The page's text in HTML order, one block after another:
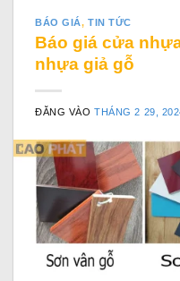
BÁO GIÁ,TIN TỨC
Báo giá cửa
nhựa giả gỗ
ĐĂNG VÀOTHÁNG 2 29,